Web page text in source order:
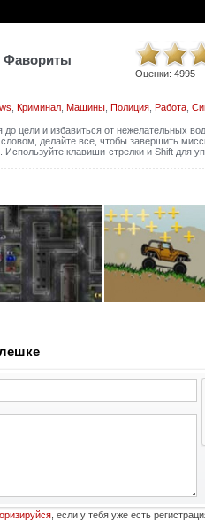
Фавориты
Оценки: 4995
Криминал, Машины, Полиция, Работа,
цели и избавиться от нежелательных
делайте все, чтобы завершить
клавиши-стрелки и Shift для
, если у тебя уже есть